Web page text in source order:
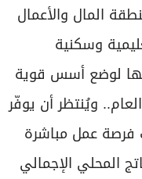
المال والأعمال
وسكنية
لوضع أسس قوية
ويُنتظر أن يوفّر
نحو 750 ألف فرصة عمل مباشرة
المحلي الإجمالي